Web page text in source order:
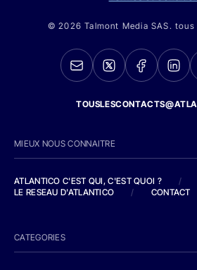
© 2026 Talmont Media SAS.
MIEUX NOUS CONNAITRE
ATLANTICO C'EST QUI, C'EST QUOI ?
/
LE RESEAU D'ATLANTICO
/ CONTACT
CATEGORIES